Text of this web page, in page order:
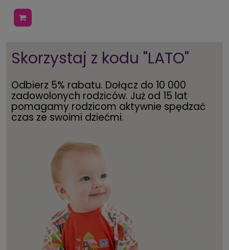
Skorzystaj z kodu "LATO"
Odbierz 5% rabatu. Dołącz do 10 000
zadowolonych rodziców. Już od 15 lat
pomagamy rodzicom aktywnie spędzać
czas ze swoimi dziećmi.